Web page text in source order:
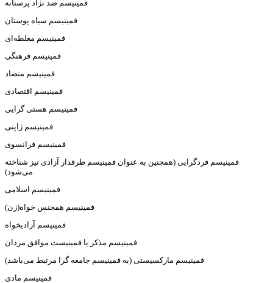
فمینیسم ضد نژاد پرستانه
فمینیسم سیاه پوستان
فمینیسم مغلطه‌ای
فمینیسم فرهنگی
فمینیسم متضاد
فمینیسم اقتصادی
فمینیسم هستی گرایی
فمینیسم ژاپنی
فمینیسم فرانسوی
فمینیسم فردگرایی (همچنین به عنوان فمینیسم طرفدار آزادی نیز شناخته
می‌شود)
فمینیسم اسلامی
فمینیسم همجنس خواه(زن)
فمینیسم آزادیخواه
فمینیسم مذکر یا فمینیست موافق مردان
فمینیسم مارکسیستی (به فمینیسم جامعه گرا مرتبط می‌باشد)
فمینیسم مادی